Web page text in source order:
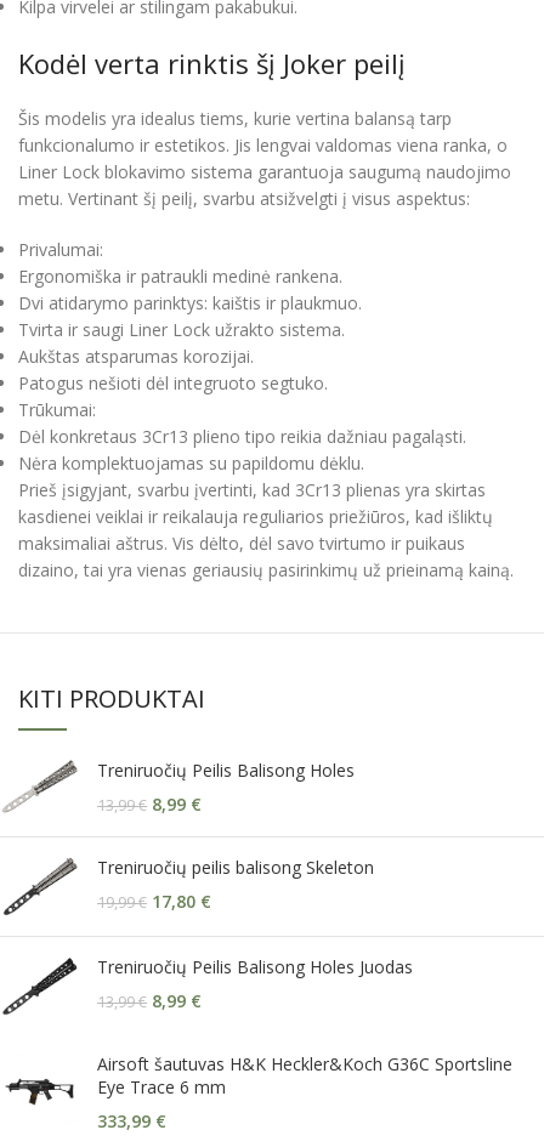
Kilpa virvelei ar stilingam pakabukui.
Kodėl verta rinktis šį Joker peilį
Šis modelis yra idealus tiems, kurie vertina balansą tarp
funkcionalumo ir estetikos. Jis lengvai valdomas viena ranka, o
Liner Lock blokavimo sistema garantuoja saugumą naudojimo
metu. Vertinant šį peilį, svarbu atsižvelgti į visus aspektus:
Privalumai:
Ergonomiška ir patraukli medinė rankena.
Dvi atidarymo parinktys: kaištis ir plaukmuo.
Tvirta ir saugi Liner Lock užrakto sistema.
Aukštas atsparumas korozijai.
Patogus nešioti dėl integruoto segtuko.
Trūkumai:
Dėl konkretaus 3Cr13 plieno tipo reikia dažniau pagaląsti.
Nėra komplektuojamas su papildomu dėklu.
Prieš įsigyjant, svarbu įvertinti, kad 3Cr13 plienas yra skirtas
kasdienei veiklai ir reikalauja reguliarios priežiūros, kad išliktų
maksimaliai aštrus. Vis dėlto, dėl savo tvirtumo ir puikaus
dizaino, tai yra vienas geriausių pasirinkimų už prieinamą kainą.
KITI PRODUKTAI
Treniruočių Peilis Balisong Holes
13,99€ 8,99 €
Treniruočių peilis balisong Skeleton
19,99€ 17,80 €
Treniruočių Peilis Balisong Holes Juodas
13,99€ 8,99 €
Airsoft šautuvas H&K Heckler&Koch G36C Sportsline
Eye Trace 6 mm
333,99 €